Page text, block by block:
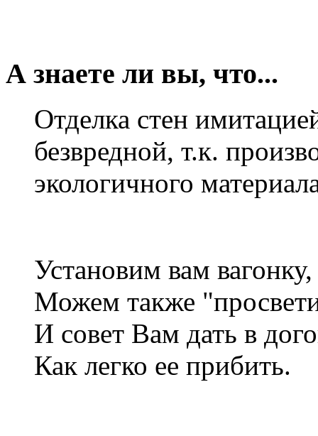
А знаете ли вы, что...
Отделка стен
безвредной, т.к.
экологичного
Установим вам вагонку,
Можем также
И совет Вам дать в
Как легко ее прибить.